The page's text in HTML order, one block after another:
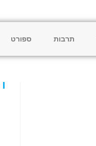
תרבות ספורט